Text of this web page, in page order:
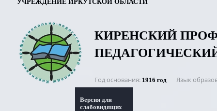
УЧРЕЖДЕНИЕ ИРКУТСКОЙ ОБЛАСТИ
КИРЕНСКИЙ
Год основания 1916 год Язык
Версия для
слабовидящих